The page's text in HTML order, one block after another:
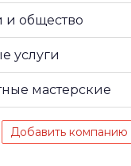
и общество
услуги
мастерские
Добавить компанию